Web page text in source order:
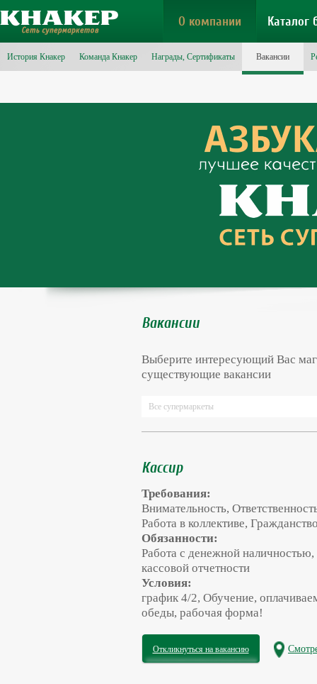
О компании Каталог
История Кнакер Команда Кнакер Награды, Сертификаты Вакансии
Вакансии
Выберите интересующий Вас
существующие вакансии
Все супермаркеты
Кассир
Требования:
Внимательность,
Работа в коллективе,
Обязанности:
Работа с денежной
кассовой отчетности
Условия:
график 4/2, Обучение,
обеды, рабочая форма!
Откликнуться на вакансию